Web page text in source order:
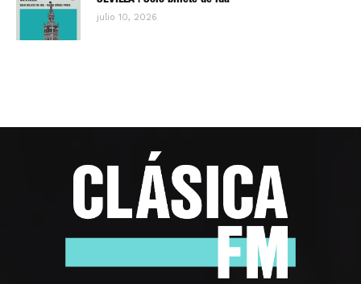
julio 10, 2026